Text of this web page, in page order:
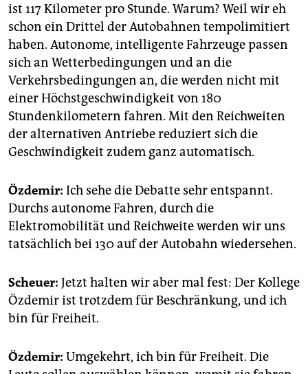
ist 117 Kilometer pro Stunde. Warum? Weil wir eh
schon ein Drittel der Autobahnen tempolimitiert
haben. Autonome, intelligente Fahrzeuge passen
sich an Wetterbedingungen und an die
Verkehrsbedingungen an, die werden nicht mit
einer Höchstgeschwindigkeit von 180
Stundenkilometern fahren. Mit den Reichweiten
der alternativen Antriebe reduziert sich die
Geschwindigkeit zudem ganz automatisch.
Özdemir: Ich sehe die Debatte sehr entspannt.
Durchs autonome Fahren, durch die
Elektromobilität und Reichweite werden wir uns
tatsächlich bei 130 auf der Autobahn wiedersehen.
Scheuer: Jetzt halten wir aber mal fest: Der Kollege
Özdemir ist trotzdem für Beschränkung, und ich
bin für Freiheit.
Özdemir: Umgekehrt, ich bin für Freiheit. Die